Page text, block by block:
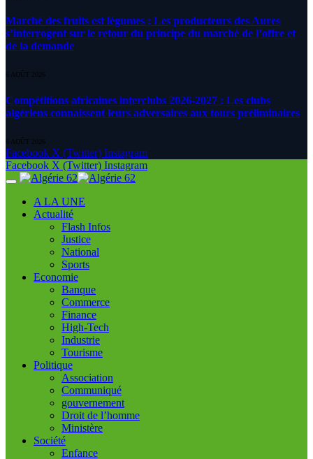
Marché des fruits est légumes : Les producteurs des Aures
s’interrogent sur le retour du principe du marché de l’offre et
de la demande
6 AOÛT 2026
Compétitions africaines interclubs 2026-2027 : Les clubs
algériens connaissent leurs adversaires aux tours préliminaires
6 AOÛT 2026
Facebook X (Twitter) Instagram
Facebook X (Twitter) Instagram
A LA UNE
Actualité
Flash Infos
Justice
National
Sports
Economie
Banque
Commerce
Finance
High-Tech
Industrie
Tourisme
Politique
Association
Communiqué
gouvernement
Droit de l’homme
Ministère
Société
Enfance